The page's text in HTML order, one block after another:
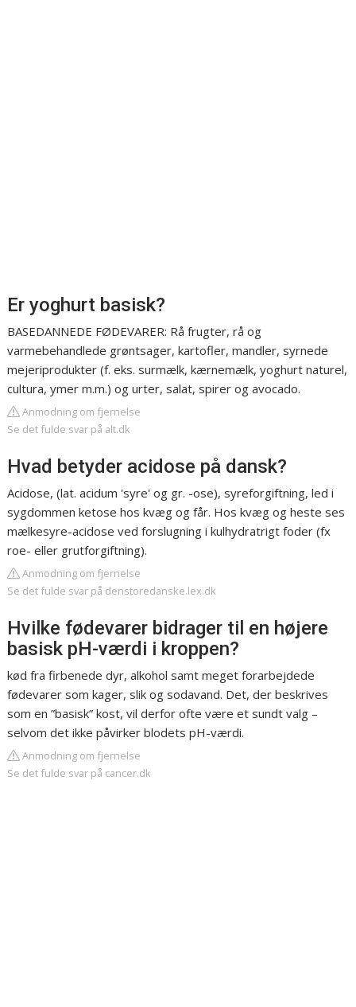
Er yoghurt basisk?
BASEDANNEDE FØDEVARER: Rå frugter, rå og
varmebehandlede grøntsager, kartofler, mandler, syrnede
mejeriprodukter (f. eks. surmælk, kærnemælk, yoghurt naturel,
cultura, ymer m.m.) og urter, salat, spirer og avocado.
Anmodning om fjernelse
Se det fulde svar på alt.dk
Hvad betyder acidose på dansk?
Acidose, (lat. acidum 'syre' og gr. -ose), syreforgiftning, led i
sygdommen ketose hos kvæg og får. Hos kvæg og heste ses
mælkesyre-acidose ved forslugning i kulhydratrigt foder (fx
roe- eller grutforgiftning).
Anmodning om fjernelse
Se det fulde svar på denstoredanske.lex.dk
Hvilke fødevarer bidrager til en højere
basisk pH-værdi i kroppen?
kød fra firbenede dyr, alkohol samt meget forarbejdede
fødevarer som kager, slik og sodavand. Det, der beskrives
som en ”basisk” kost, vil derfor ofte være et sundt valg –
selvom det ikke påvirker blodets pH-værdi.
Anmodning om fjernelse
Se det fulde svar på cancer.dk